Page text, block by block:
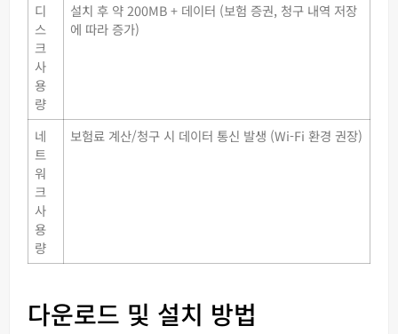
디
스
크
사
용
량
설치 후 약 200MB + 데이터 (보험 증권, 청구 내역 저장
에 따라 증가)
네
트
워
크
사
용
량
보험료 계산/청구 시 데이터 통신 발생 (Wi-Fi 환경 권장)
다운로드 및 설치 방법